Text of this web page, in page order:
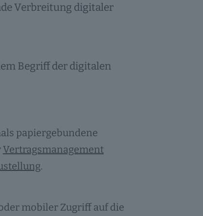
Verbreitung digitaler
Begriff der digitalen
papiergebundene
Vertragsmanagement
.
mobiler Zugriff auf die